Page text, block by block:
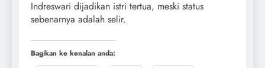
Indreswari dijadikan istri tertua, meski status
sebenarnya adalah selir.
Bagikan ke kenalan anda: